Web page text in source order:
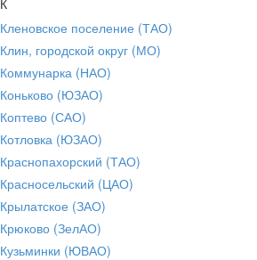
Кленовское поселение (ТАО)
Клин, городской округ (МО)
Коммунарка (НАО)
Коньково (ЮЗАО)
Коптево (САО)
Котловка (ЮЗАО)
Краснопахорский (ТАО)
Красносельский (ЦАО)
Крылатское (ЗАО)
Крюково (ЗелАО)
Кузьминки (ЮВАО)